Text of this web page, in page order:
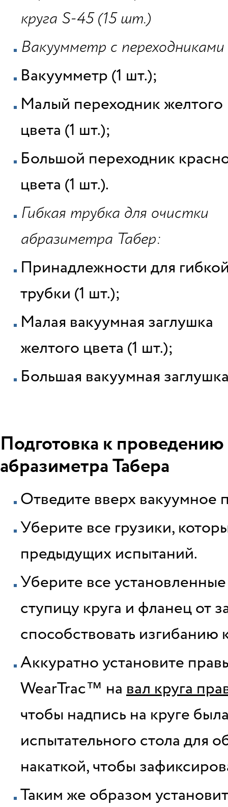
круга S-45 (15 шт.)
Вакуумметр с переходниками
Вакуумметр (1 шт.);
Малый переходник желтого
цвета (1 шт.);
Большой переходник
цвета (1 шт.).
Гибкая трубка для очистки
абразиметра Табер:
Принадлежности для
трубки (1 шт.);
Малая вакуумная заглушка
желтого цвета (1 шт.);
Большая вакуумная
Подготовка к
абразиметра Табера
Отведите вверх вакуумное
Уберите все грузики,
предыдущих испытаний.
Уберите все
ступицу круга и фланец от
способствовать изгибанию
Аккуратно установите
WearTrac™ на вал круга
чтобы надпись на круге
испытательного стола для
накаткой, чтобы
Таким же образом